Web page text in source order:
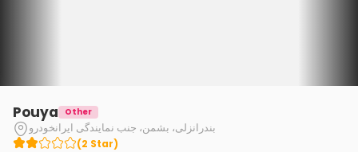
Pouya Other
بندرانزلی، بشمن، جنب نمایندگی ایرانخودرو
(2 Star)